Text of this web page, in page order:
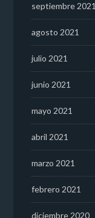
septiembre 2021
agosto 2021
julio 2021
junio 2021
mayo 2021
abril 2021
marzo 2021
febrero 2021
diciembre 2020